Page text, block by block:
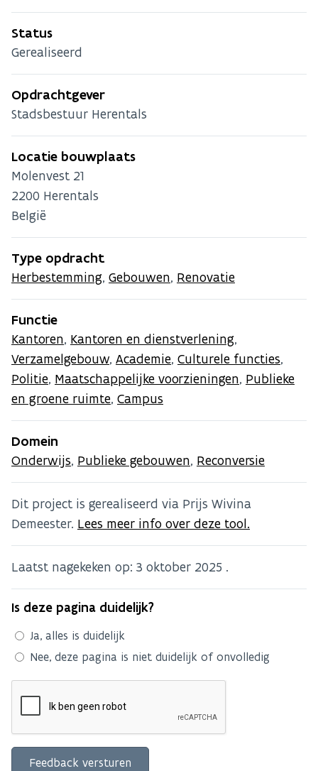
Status
Gerealiseerd
Opdrachtgever
Stadsbestuur Herentals
Locatie bouwplaats
Molenvest 21
2200 Herentals
België
Type opdracht
Herbestemming, Gebouwen, Renovatie
Functie
Kantoren, Kantoren en dienstverlening,
Verzamelgebouw, Academie, Culturele functies,
Politie, Maatschappelijke voorzieningen, Publieke
en groene ruimte, Campus
Domein
Onderwijs, Publieke gebouwen, Reconversie
Dit project is gerealiseerd via Prijs Wivina
Demeester. Lees meer info over deze tool.
Laatst nagekeken op: 3 oktober 2025 .
Is deze pagina duidelijk?
Ja, alles is duidelijk
Nee, deze pagina is niet duidelijk of onvolledig